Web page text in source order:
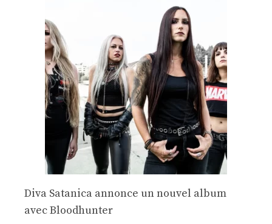
Diva Satanica annonce un nouvel album
avec Bloodhunter